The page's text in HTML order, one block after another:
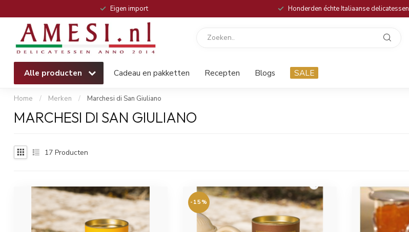
Eigen import Honderden échte Italiaanse delicatessen
Alle producten Cadeau en pakketten Recepten Blogs SALE
Home / Merken / Marchesi di San Giuliano
MARCHESI DI SAN GIULIANO
17 Producten
-15%